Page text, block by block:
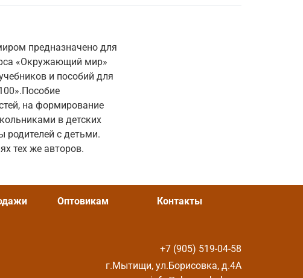
предназначено для
«Окружающий мир»
и пособий для
на формирование
в детских
родителей с детьми.
тех же авторов.
Оптовикам Контакты
+7 (905) 519-04-58
г.Мытищи, ул.Борисовка, д.4А